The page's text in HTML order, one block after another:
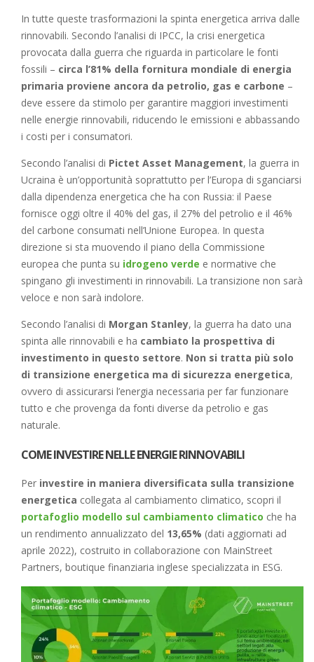
In tutte queste trasformazioni la spinta energetica arriva dalle
rinnovabili. Secondo l’analisi di IPCC, la crisi energetica
provocata dalla guerra che riguarda in particolare le fonti
fossili – circa l’81% della fornitura mondiale di energia
primaria proviene ancora da petrolio, gas e carbone –
deve essere da stimolo per garantire maggiori investimenti
nelle energie rinnovabili, riducendo le emissioni e abbassando
i costi per i consumatori.
Secondo l’analisi di Pictet Asset Management, la guerra in
Ucraina è un’opportunità soprattutto per l’Europa di sganciarsi
dalla dipendenza energetica che ha con Russia: il Paese
fornisce oggi oltre il 40% del gas, il 27% del petrolio e il 46%
del carbone consumati nell’Unione Europea. In questa
direzione si sta muovendo il piano della Commissione
europea che punta su idrogeno verde e normative che
spingano gli investimenti in rinnovabili. La transizione non sarà
veloce e non sarà indolore.
Secondo l’analisi di Morgan Stanley, la guerra ha dato una
spinta alle rinnovabili e ha cambiato la prospettiva di
investimento in questo settore. Non si tratta più solo
di transizione energetica ma di sicurezza energetica,
ovvero di assicurarsi l’energia necessaria per far funzionare
tutto e che provenga da fonti diverse da petrolio e gas
naturale.
COME INVESTIRE NELLE ENERGIE RINNOVABILI
Per investire in maniera diversificata sulla transizione
energetica collegata al cambiamento climatico, scopri il
portafoglio modello sul cambiamento climatico che ha
un rendimento annualizzato del 13,65% (dati aggiornati ad
aprile 2022), costruito in collaborazione con MainStreet
Partners, boutique finanziaria inglese specializzata in ESG.